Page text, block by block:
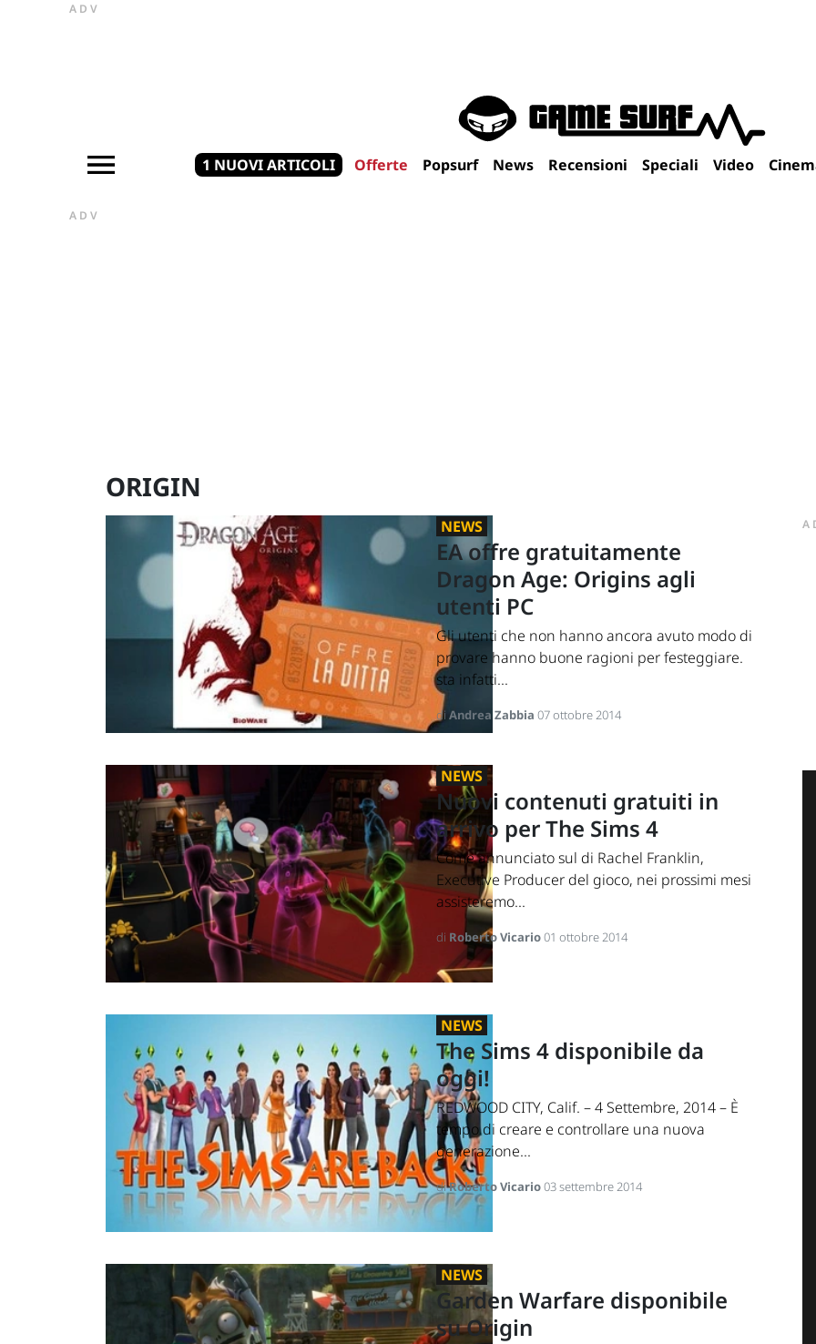
ADV
1 NUOVI ARTICOLI Offerte Popsurf News Recensioni Speciali Video
ADV
ORIGIN
NEWS
EA offre gratuitamente
Dragon Age: Origins agli
utenti PC
Gli utenti che non hanno ancora avuto modo di
provare hanno buone ragioni per festeggiare.
sta infatti...
di Andrea Zabbia 07 ottobre 2014
NEWS
Nuovi contenuti gratuiti in
arrivo per The Sims 4
Come annunciato sul di Rachel Franklin,
Executive Producer del gioco, nei prossimi mesi
assisteremo...
di Roberto Vicario01 ottobre 2014
NEWS
The Sims 4 disponibile da
oggi!
REDWOOD CITY, Calif. – 4 Settembre, 2014 – È
tempo di creare e controllare una nuova
generazione...
diRoberto Vicario03 settembre 2014
NEWS
Garden Warfare disponibile
su Origin